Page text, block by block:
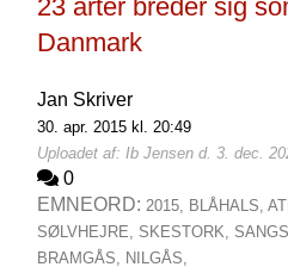
23 arter breder sig
Danmark
Jan Skriver
30. apr. 2015 kl. 20:49
Uploadet af: Ib Jensen d. 3. dec.
0
EMNEORD: 2015, BLÅHALS,
SØLVHEJRE, SKESTORK,
BRAMGÅS, NILGÅS,